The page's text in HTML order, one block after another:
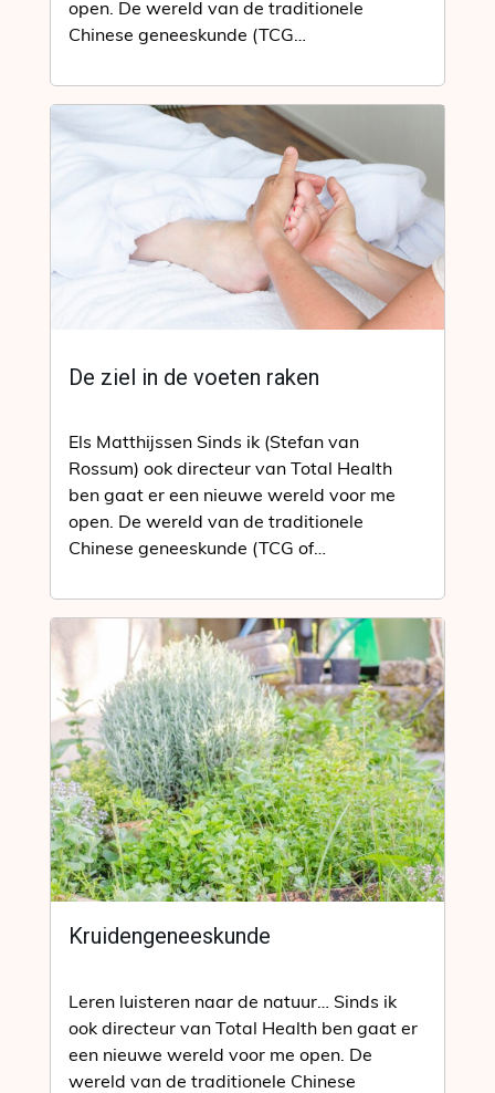
open. De wereld van de traditionele
Chinese geneeskunde (TCG…
De ziel in de voeten raken
Els Matthijssen Sinds ik (Stefan van
Rossum) ook directeur van Total Health
ben gaat er een nieuwe wereld voor me
open. De wereld van de traditionele
Chinese geneeskunde (TCG of…
Kruidengeneeskunde
Leren luisteren naar de natuur… Sinds ik
ook directeur van Total Health ben gaat er
een nieuwe wereld voor me open. De
wereld van de traditionele Chinese